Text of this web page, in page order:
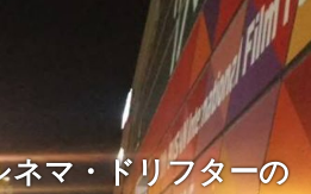
ネマ・ドリフターの